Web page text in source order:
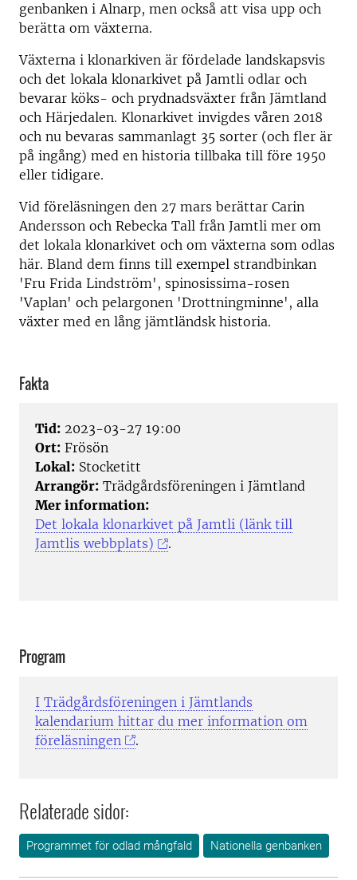
genbanken i Alnarp, men också att visa upp och
berätta om växterna.
Växterna i klonarkiven är fördelade landskapsvis
och det lokala klonarkivet på Jamtli odlar och
bevarar köks- och prydnadsväxter från Jämtland
och Härjedalen. Klonarkivet invigdes våren 2018
och nu bevaras sammanlagt 35 sorter (och fler är
på ingång) med en historia tillbaka till före 1950
eller tidigare.
Vid föreläsningen den 27 mars berättar Carin
Andersson och Rebecka Tall från Jamtli mer om
det lokala klonarkivet och om växterna som odlas
här. Bland dem finns till exempel strandbinkan
'Fru Frida Lindström', spinosissima-rosen
'Vaplan' och pelargonen 'Drottningminne', alla
växter med en lång jämtländsk historia.
Fakta
Tid: 2023-03-27 19:00
Ort: Frösön
Lokal: Stocketitt
Arrangör: Trädgårdsföreningen i Jämtland
Mer information:
Det lokala klonarkivet på Jamtli (länk till
Jamtlis webbplats)
.
Program
I Trädgårdsföreningen i Jämtlands
kalendarium hittar du mer information om
föreläsningen
.
Relaterade sidor:
Programmet för odlad mångfald Nationella genbanken